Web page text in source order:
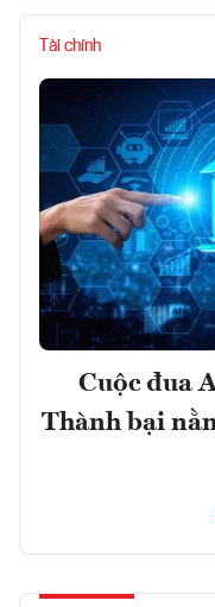
Tài chính
Cuộc đua
Thành bại